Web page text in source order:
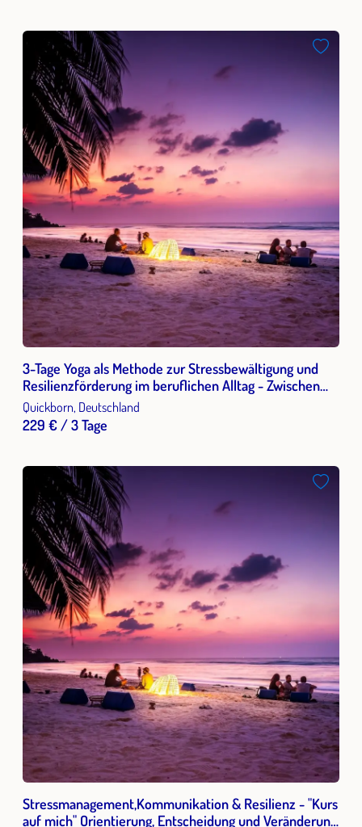
3-Tage Yoga als Methode zur Stressbewältigung und
Resilienzförderung im beruflichen Alltag - Zwischen
Leistungsdruck und Prävention: Gesundheit als
gesellschaftliche Aufgabe im Wandel der Arbeitswelt
Quickborn, Deutschland
229 € / 3 Tage
Stressmanagement,Kommunikation & Resilienz - "Kurs
auf mich" Orientierung, Entscheidung und Veränderung